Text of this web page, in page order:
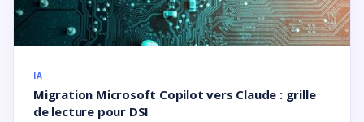
IA
Migration Microsoft Copilot vers Claude : grille
de lecture pour DSI